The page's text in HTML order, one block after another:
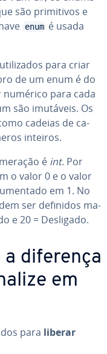
são pri­mi­ti­vos e
enum é usada
para criar
de um enum é do
para cada
são imutáveis. Os
cadeias de ca­
inteiros.
é int. Por
o valor 0 e o valor
em 1. No
ser definidos ma­
e 20 = Desligado.
a diferença
em
para liberar